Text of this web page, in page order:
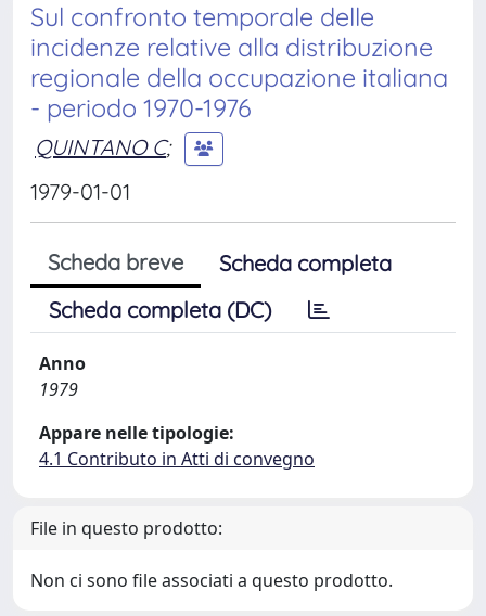
Sul confronto temporale delle
incidenze relative alla distribuzione
regionale della occupazione italiana
- periodo 1970-1976
QUINTANO C;
1979-01-01
Scheda breve
Scheda completa
Scheda completa (DC)
Anno
1979
Appare nelle tipologie:
4.1 Contributo in Atti di convegno
File in questo prodotto:
Non ci sono file associati a questo prodotto.